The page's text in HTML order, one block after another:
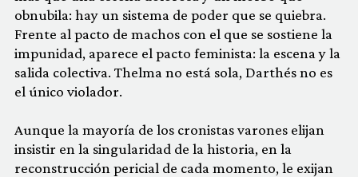
obnubila: hay un sistema de poder que se quiebra.
Frente al pacto de machos con el que se sostiene la
impunidad, aparece el pacto feminista: la escena y la
salida colectiva. Thelma no está sola, Darthés no es
el único violador.
Aunque la mayoría de los cronistas varones elijan
insistir en la singularidad de la historia, en la
reconstrucción pericial de cada momento, le exijan